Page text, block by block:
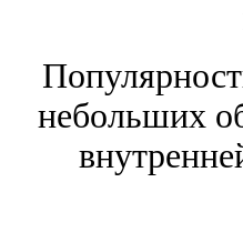
небольших